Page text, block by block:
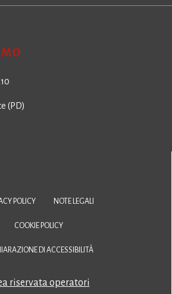
(PD)
POLICY NOTE LEGALI
COOKIE POLICY
DI ACCESSIBILITÀ
riservata operatori